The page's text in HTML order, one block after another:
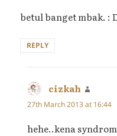
betul banget mbak. :
REPLY
cizkah
27th March 2013 at 16:44
hehe..kena